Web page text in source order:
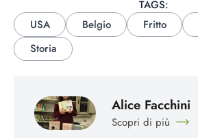
TAGS:
USA
Belgio Fritto
Storia
Alice Facchini
Scopri di più